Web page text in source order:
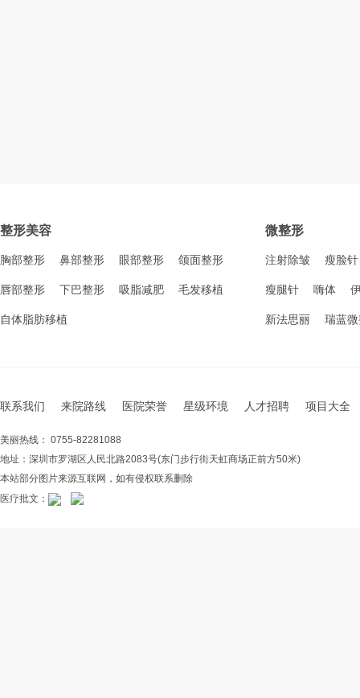
整形美容
胸部整形 鼻部整形 眼部整形 颌面整形
唇部整形 下巴整形 吸脂减肥 毛发移植
自体脂肪移植
微整形
注射除皱 瘦脸针
瘦腿针 嗨体
新法思丽 瑞蓝
联系我们 来院路线 医院荣誉 星级环境 人才招聘 项目大全
美丽热线： 0755-82281088
地址：深圳市罗湖区人民北路2083号(东门步行街天虹商场正前方50米)
本站部分图片来源互联网，如有侵权联系删除
医疗批文：